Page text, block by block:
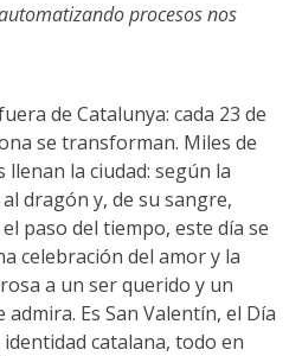
procesos nos
de Catalunya: cada 23 de
se transforman. Miles de
la ciudad: según la
dragón y, de su sangre,
paso del tiempo, este día se
celebración del amor y la
a un ser querido y un
Es San Valentín, el Día
catalana, todo en